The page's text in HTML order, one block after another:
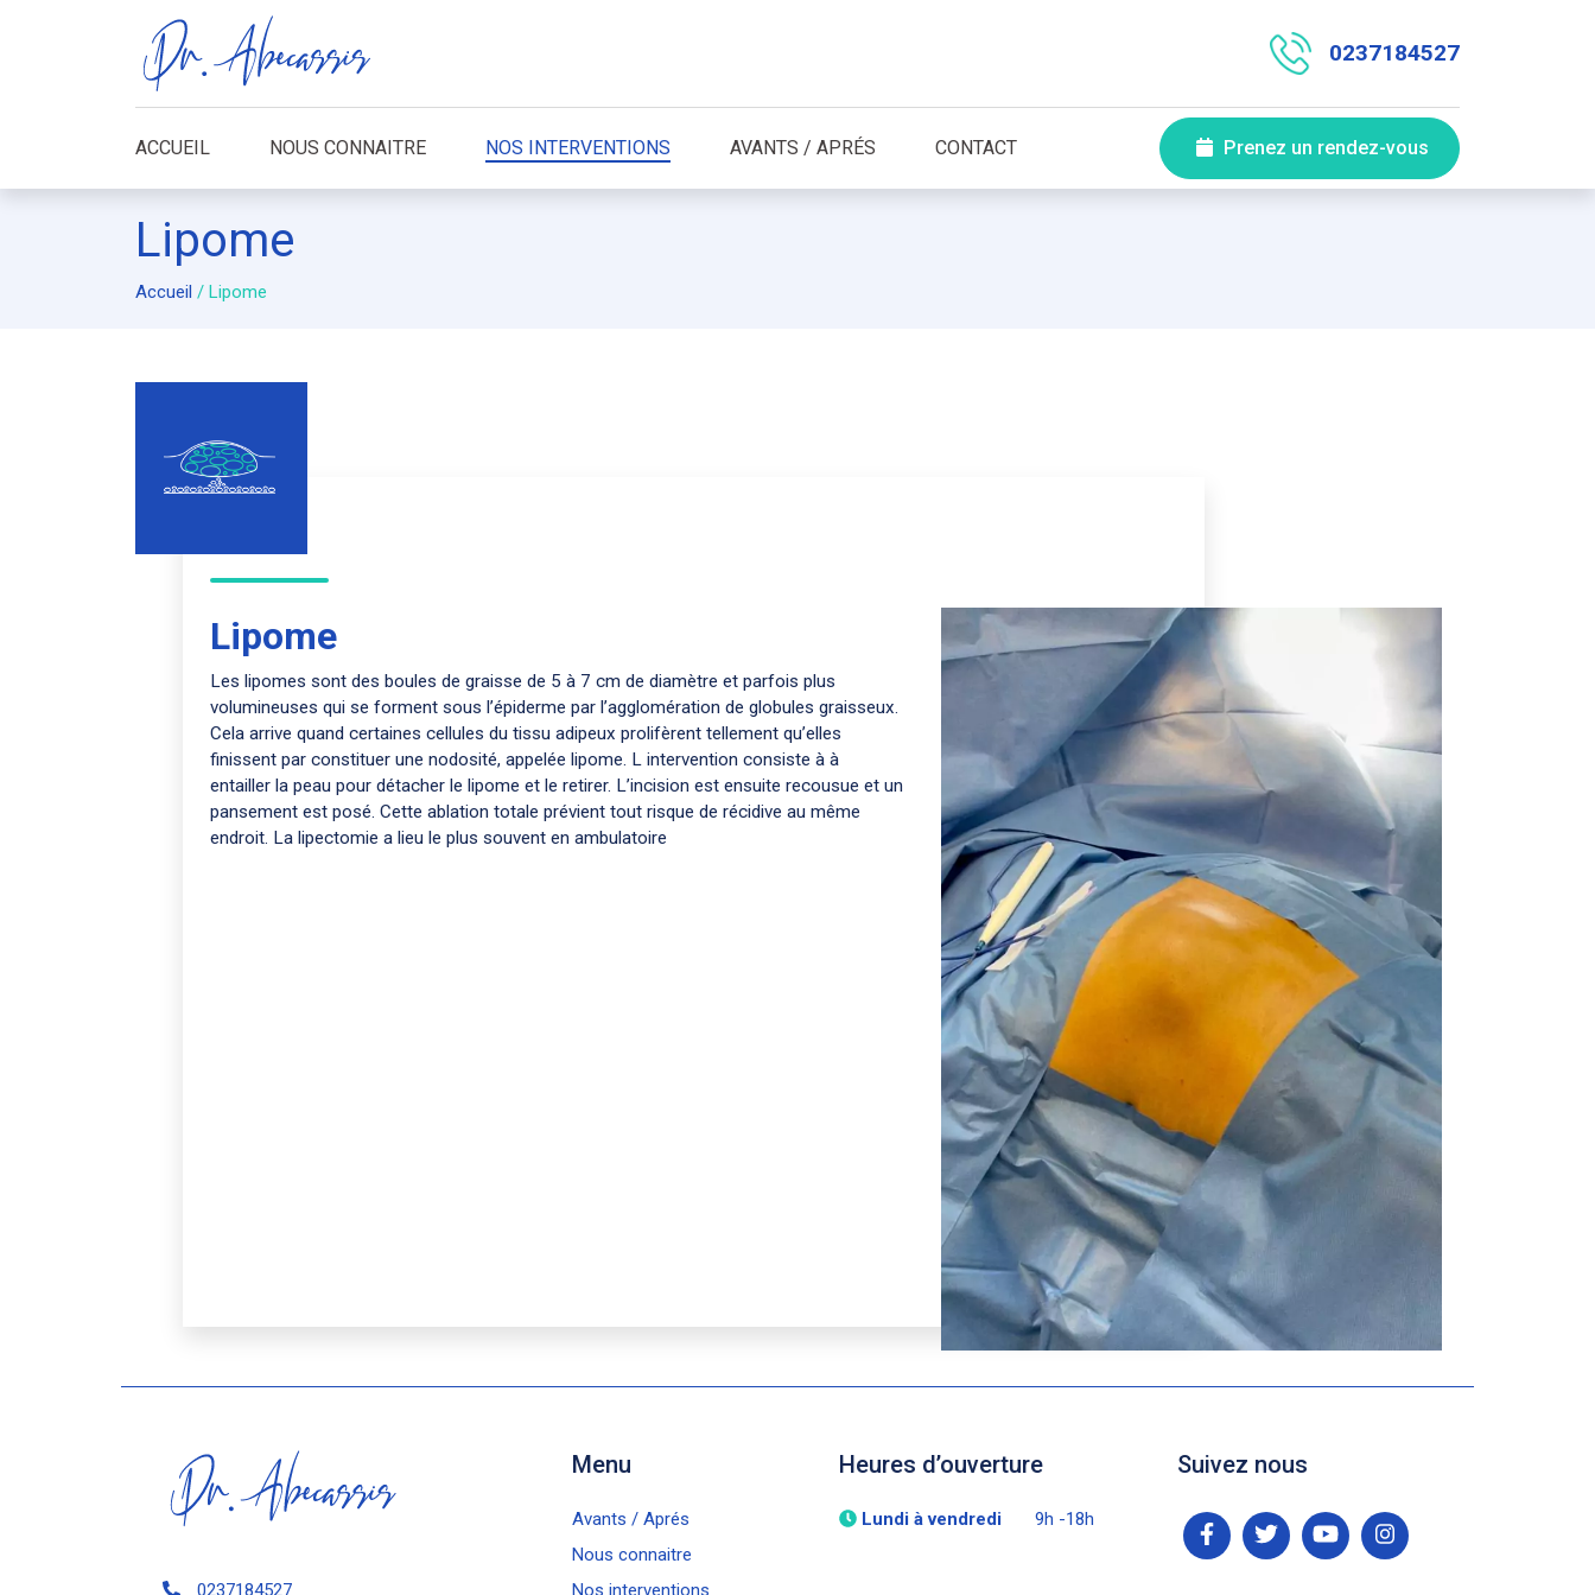
0237184527
ACCUEIL NOUS CONNAITRE NOS INTERVENTIONS AVANTS / APRÉS CONTACT Prenez un rendez-vous
Lipome
Accueil / Lipome
Lipome
Les lipomes sont des boules de graisse de 5 à 7 cm de diamètre et parfois plus
volumineuses qui se forment sous l’épiderme par l’agglomération de globules graisseux.
Cela arrive quand certaines cellules du tissu adipeux prolifèrent tellement qu’elles
finissent par constituer une nodosité, appelée lipome. L intervention consiste à à
entailler la peau pour détacher le lipome et le retirer. L’incision est ensuite recousue et un
pansement est posé. Cette ablation totale prévient tout risque de récidive au même
endroit. La lipectomie a lieu le plus souvent en ambulatoire
0237184527
Menu
Avants / Aprés
Nous connaitre
Nos interventions
Heures d’ouverture
Lundi à vendredi 9h -18h
Suivez nous